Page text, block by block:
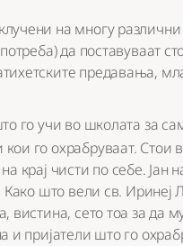
на многу
да поставуваат
предавања,
го учи во школата за
го охрабруваат. Стои
крај чисти по себе. Јан
Како што вели св. Иринеј
вистина, сето тоа за да
и пријатели што го